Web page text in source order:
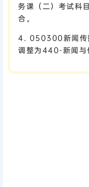
务课（二）考试科
合。
4. 050300新闻传
调整为440-新闻与